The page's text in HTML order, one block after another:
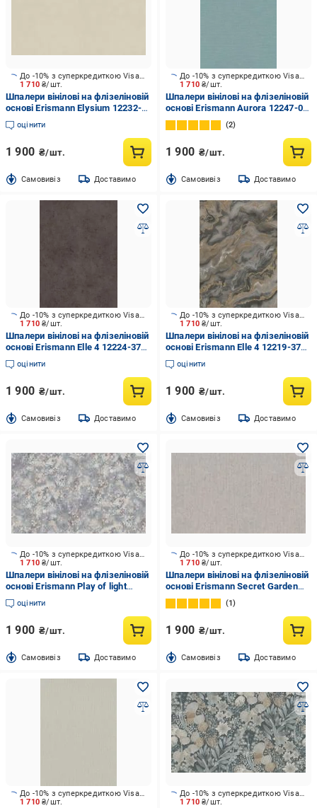
1 710₴/шт.
До -10% з суперкредиткою Visa Вигода
Шпалери вінілові на флізеліновій
основі Erismann Elysium 12232-
02 1,06x10,05 м
оцінити
1 900 ₴/шт.
Cамовивіз Доставимо
1 710₴/шт.
До -10% з суперкредиткою Visa Вигода
Шпалери вінілові на флізеліновій
основі Erismann Aurora 12247-08
1,06x10,05 м
2
1 900 ₴/шт.
Cамовивіз Доставимо
1 710₴/шт.
До -10% з суперкредиткою Visa Вигода
Шпалери вінілові на флізеліновій
основі Erismann Elle 4 12224-37
1,06x10,05 м
оцінити
1 900 ₴/шт.
Cамовивіз Доставимо
1 710₴/шт.
До -10% з суперкредиткою Visa Вигода
Шпалери вінілові на флізеліновій
основі Erismann Elle 4 12219-37
1,06x10,05 м
оцінити
1 900 ₴/шт.
Cамовивіз Доставимо
1 710₴/шт.
До -10% з суперкредиткою Visa Вигода
Шпалери вінілові на флізеліновій
основі Erismann Play of light
12201-31 1,06x10,05 м
оцінити
1 900 ₴/шт.
Cамовивіз Доставимо
1 710₴/шт.
До -10% з суперкредиткою Visa Вигода
Шпалери вінілові на флізеліновій
основі Erismann Secret Garden
12237-37 1,06x10,05 м
1
1 900 ₴/шт.
Cамовивіз Доставимо
1 710₴/шт.
До -10% з суперкредиткою Visa Вигода
1 710₴/шт.
До -10% з суперкредиткою Visa Вигода